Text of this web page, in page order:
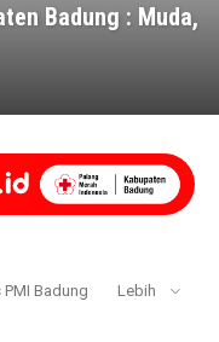
Badung : Muda,
Badung Lebih